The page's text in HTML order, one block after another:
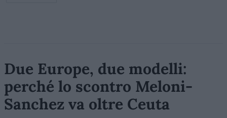
Due Europe, due modelli:
perché lo scontro Meloni-
Sanchez va oltre Ceuta